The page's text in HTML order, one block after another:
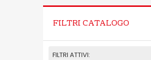
FILTRI CATALOGO
FILTRI ATTIVI: